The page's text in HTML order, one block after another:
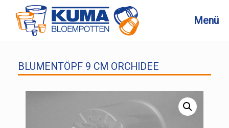
springen
Menü
BLUMENTÖPF 9 CM ORCHIDEE